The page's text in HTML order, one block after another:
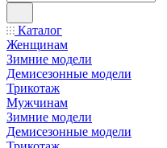
Каталог
Женщинам
Зимние модели
Демисезонные модели
Трикотаж
Мужчинам
Зимние модели
Демисезонные модели